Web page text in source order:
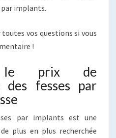
implants.
vos questions si vous
!
le prix de
des fesses par
par implants est une
plus en plus recherchée